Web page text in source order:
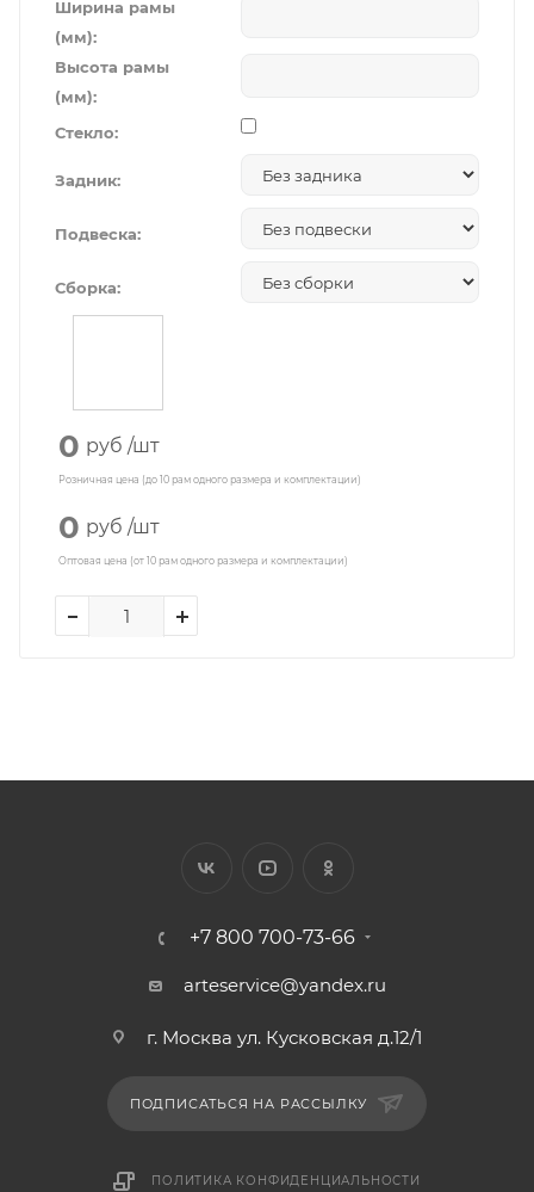
Ширина рамы
(мм):
Высота рамы
(мм):
Стекло:
Задник:
Подвеска:
Сборка:
0 руб /шт
Розничная цена (до 10 рам одного размера и комплектации)
0 руб /шт
Оптовая цена (от 10 рам одного размера и комплектации)
+7 800 700-73-66
arteservice@yandex.ru
г. Москва ул. Кусковская д.12/1
ПОДПИСАТЬСЯ НА РАССЫЛКУ
ПОЛИТИКА КОНФИДЕНЦИАЛЬНОСТИ